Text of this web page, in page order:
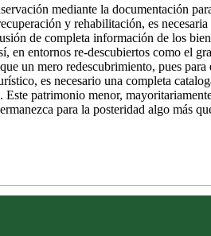
mediante la documentación
y rehabilitación, es
de completa información de los
en entornos re-descubiertos como el
un mero redescubrimiento, pues
es necesario una completa
patrimonio menor,
para la posteridad algo más